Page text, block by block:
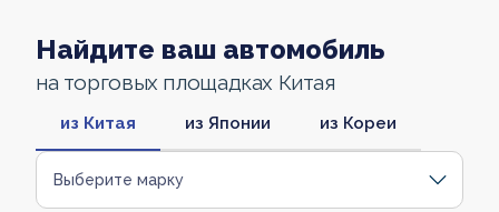
Найдите ваш автомобиль
на торговых площадках Китая
из Китая из Японии из Кореи
Выберите марку